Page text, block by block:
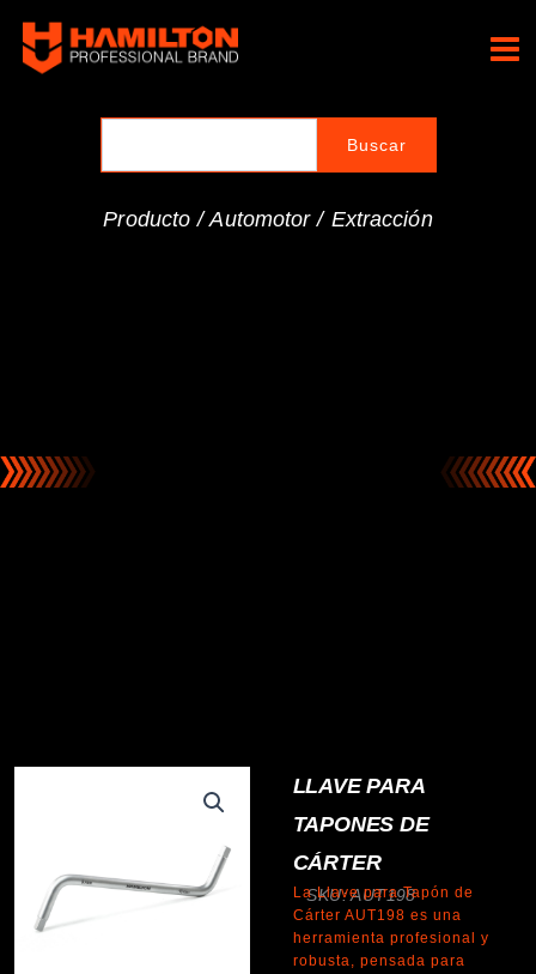
contenido
Producto /Automotor/ Extracción
LLAVE PARA
TAPONES DE
CÁRTER
SKU: AUT198
La Llave para Tapón de
Cárter AUT198 es una
herramienta profesional y
robusta, pensada para